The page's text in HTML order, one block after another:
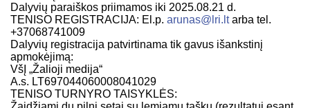
Dalyvių paraiškos priimamos iki 2025.08.21 d.
TENISO REGISTRACIJA: El.p. arunas@lri.ltarba tel.
+37068741009
Dalyvių registracija patvirtinama tik gavus išankstinį
apmokėjimą:
VšĮ „Žalioji medija“
A.s. LT697044060008041029
TENISO TURNYRO TAISYKLĖS: